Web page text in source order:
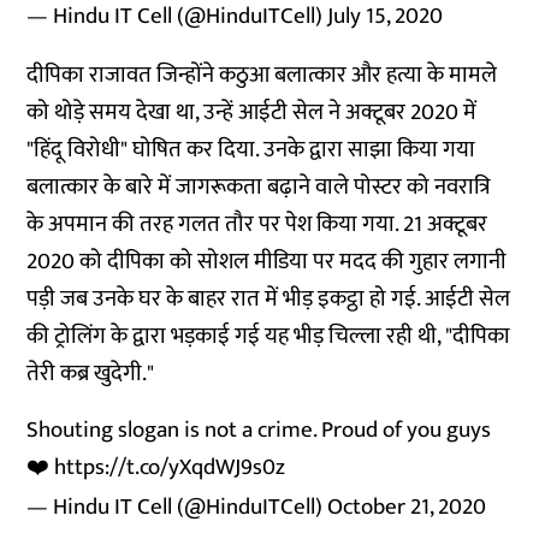
— Hindu IT Cell (@HinduITCell)July 15, 2020
दीपिका राजावत जिन्होंने कठुआ बलात्कार और हत्या के मामले
को थोड़े समय देखा था, उन्हें आईटी सेल ने अक्टूबर 2020 में
"हिंदू विरोधी" घोषित कर दिया. उनके द्वारा साझा किया गया
बलात्कार के बारे में जागरूकता बढ़ाने वाले पोस्टर को नवरात्रि
के अपमान की तरह गलत तौर पर पेश किया गया. 21 अक्टूबर
2020 को दीपिका को सोशल मीडिया पर मदद की गुहार लगानी
पड़ी जब उनके घर के बाहर रात में भीड़ इकट्ठा हो गई. आईटी सेल
की ट्रोलिंग के द्वारा भड़काई गई यह भीड़ चिल्ला रही थी, "दीपिका
तेरी कब्र खुदेगी."
Shouting slogan is not a crime. Proud of you guys
❤️https://t.co/yXqdWJ9s0z
— Hindu IT Cell (@HinduITCell)October 21, 2020